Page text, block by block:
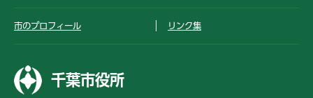
市のプロフィール リンク集
千葉市役所